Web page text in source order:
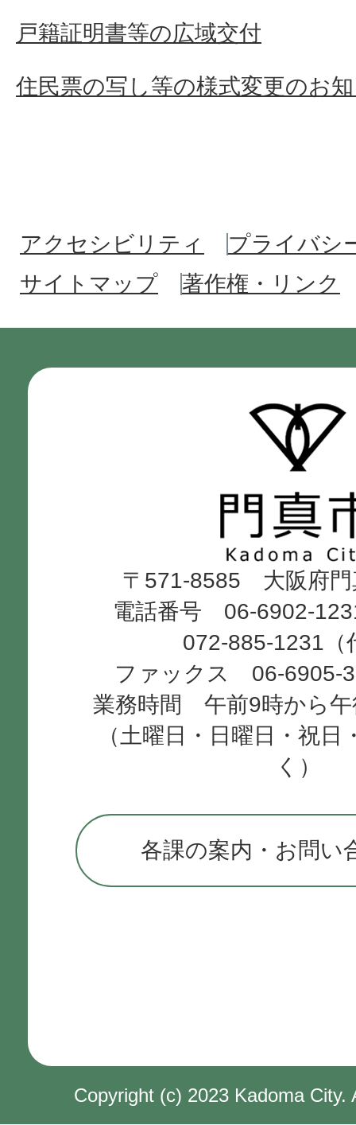
戸籍証明書等の広域交付
住民票の写し等の様式変更のお
アクセシビリティ
プライバシ
サイトマップ
著作権・リンク
市
Kadoma
City
〒571-8585 大阪府門
電話番号 06-6902-
072-885-1231（
ファックス 06-6905-
業務時間 午前9時から午
（土曜日・日曜日・祝日
く）
各課の案内・お問い
Copyright (c) 2023 Kadoma City.